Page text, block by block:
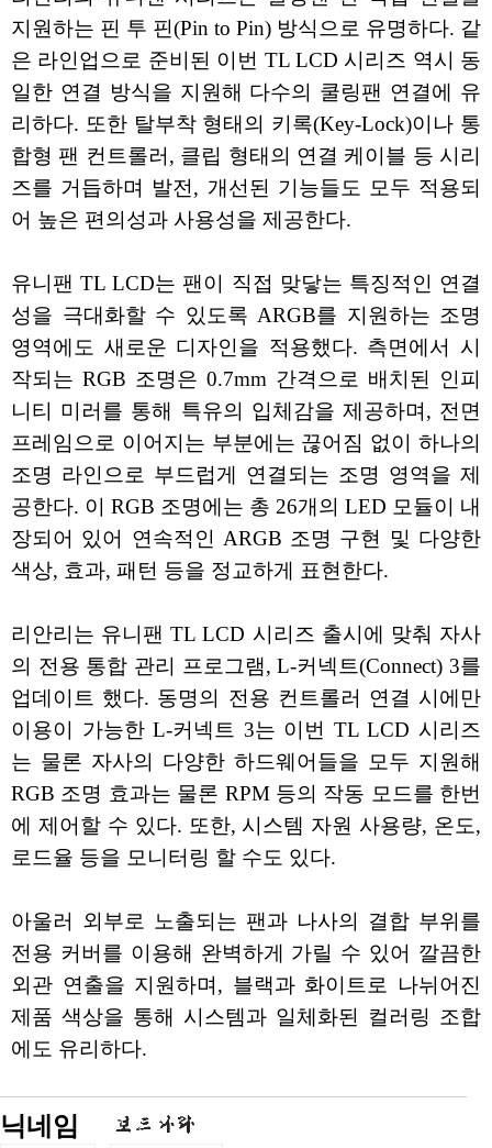
지원하는 핀 투 핀(Pin to Pin) 방식으로 유명하다. 같
은 라인업으로 준비된 이번 TL LCD 시리즈 역시 동
일한 연결 방식을 지원해 다수의 쿨링팬 연결에 유
리하다. 또한 탈부착 형태의 키록(Key-Lock)이나 통
합형 팬 컨트롤러, 클립 형태의 연결 케이블 등 시리
즈를 거듭하며 발전, 개선된 기능들도 모두 적용되
어 높은 편의성과 사용성을 제공한다.
유니팬 TL LCD는 팬이 직접 맞닿는 특징적인 연결
성을 극대화할 수 있도록 ARGB를 지원하는 조명
영역에도 새로운 디자인을 적용했다. 측면에서 시
작되는 RGB 조명은 0.7mm 간격으로 배치된 인피
니티 미러를 통해 특유의 입체감을 제공하며, 전면
프레임으로 이어지는 부분에는 끊어짐 없이 하나의
조명 라인으로 부드럽게 연결되는 조명 영역을 제
공한다. 이 RGB 조명에는 총 26개의 LED 모듈이 내
장되어 있어 연속적인 ARGB 조명 구현 및 다양한
색상, 효과, 패턴 등을 정교하게 표현한다.
리안리는 유니팬 TL LCD 시리즈 출시에 맞춰 자사
의 전용 통합 관리 프로그램, L-커넥트(Connect) 3를
업데이트 했다. 동명의 전용 컨트롤러 연결 시에만
이용이 가능한 L-커넥트 3는 이번 TL LCD 시리즈
는 물론 자사의 다양한 하드웨어들을 모두 지원해
RGB 조명 효과는 물론 RPM 등의 작동 모드를 한번
에 제어할 수 있다. 또한, 시스템 자원 사용량, 온도,
로드율 등을 모니터링 할 수도 있다.
아울러 외부로 노출되는 팬과 나사의 결합 부위를
전용 커버를 이용해 완벽하게 가릴 수 있어 깔끔한
외관 연출을 지원하며, 블랙과 화이트로 나뉘어진
제품 색상을 통해 시스템과 일체화된 컬러링 조합
에도 유리하다.
닉네임